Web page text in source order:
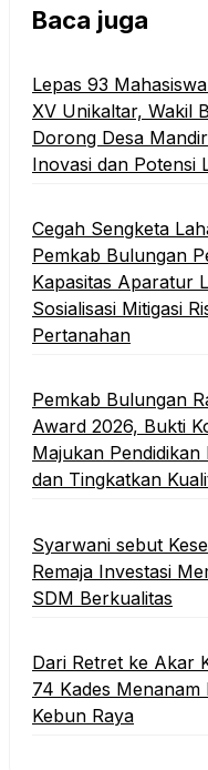
Baca juga
Lepas 93
XV Unikaltar, Wakil
Dorong Desa
Inovasi dan Potensi
Cegah Sengketa
Pemkab Bulungan
Kapasitas Aparatur
Sosialisasi Mitigasi
Pertanahan
Pemkab Bulungan
Award 2026, Bukti
Majukan Pendidikan
dan Tingkatkan
‎Syarwani sebut
Remaja Investasi
SDM Berkualitas
‎Dari Retret ke Akar
74 Kades Menanam
Kebun Raya